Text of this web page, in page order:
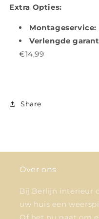
Extra Opties:
Montageservice:
Verlengde
€14,99
Share
Over ons
Bij Berlijn interieur
uw huis een